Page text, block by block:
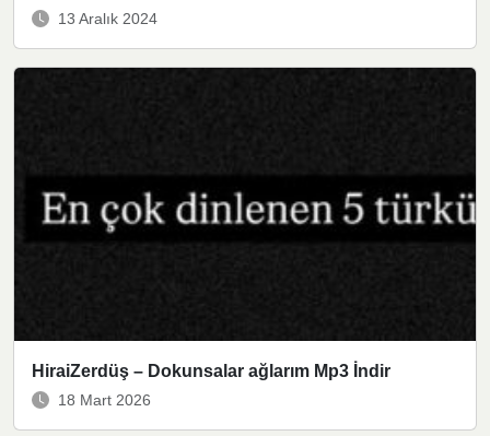
13 Aralık 2024
HiraiZerdüş – Dokunsalar ağlarım Mp3 İndir
18 Mart 2026